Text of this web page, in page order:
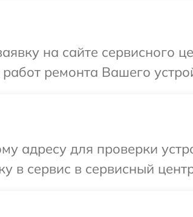
на сайте сервисного
ремонта Вашего
адресу для проверки
в сервис в сервисный